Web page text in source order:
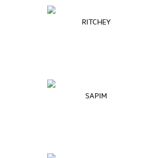
RITCHEY
SAPIM